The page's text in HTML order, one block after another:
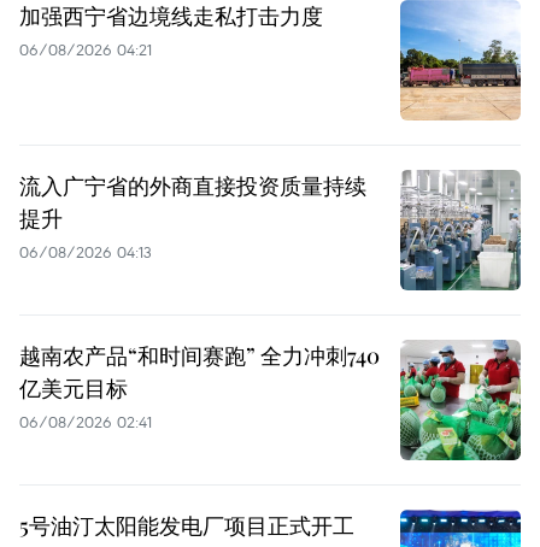
加强西宁省边境线走私打击力度
06/08/2026 04:21
流入广宁省的外商直接投资质量持续
提升
06/08/2026 04:13
越南农产品“和时间赛跑” 全力冲刺740
亿美元目标
06/08/2026 02:41
5号油汀太阳能发电厂项目正式开工